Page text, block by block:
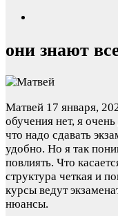
они знают
Матвей 17 января,
обучения нет, я
что надо сдавать
удобно. Но я так
повлиять. Что
структура четкая и
курсы ведут
нюансы.